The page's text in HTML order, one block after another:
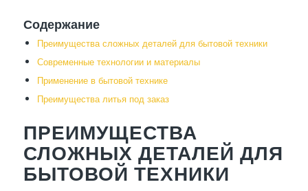
Содержание
Преимущества сложных деталей для бытовой техники
Современные технологии и материалы
Применение в бытовой технике
Преимущества литья под заказ
ПРЕИМУЩЕСТВА
СЛОЖНЫХ ДЕТАЛЕЙ ДЛЯ
БЫТОВОЙ ТЕХНИКИ